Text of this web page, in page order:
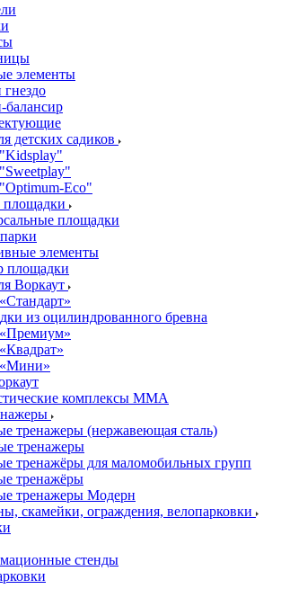
элементы
гнездо
балансир
детских садиков
Еco"
площадки
элементы
площадки
Воркаут
из оцилиндрованного бревна
комплексы ММА
тренажеры (нержавеющая сталь)
тренажеры
тренажёры для маломобильных групп
тренажёры
тренажеры Модерн
скамейки, ограждения, велопарковки
стенды